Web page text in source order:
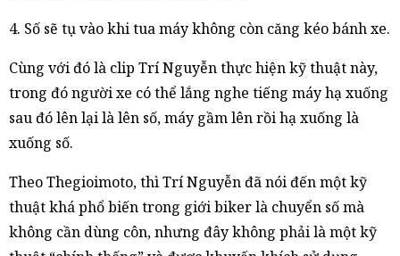
4. Số sẽ tụ vào khi tua máy không còn căng kéo bánh xe.
Cùng với đó là clip Trí Nguyễn thực hiện kỹ thuật này,
trong đó người xe có thể lắng nghe tiếng máy hạ xuống
sau đó lên lại là lên số, máy gầm lên rồi hạ xuống là
xuống số.
Theo Thegioimoto, thì Trí Nguyễn đã nói đến một kỹ
thuật khá phổ biến trong giới biker là chuyển số mà
không cần dùng côn, nhưng đây không phải là một kỹ